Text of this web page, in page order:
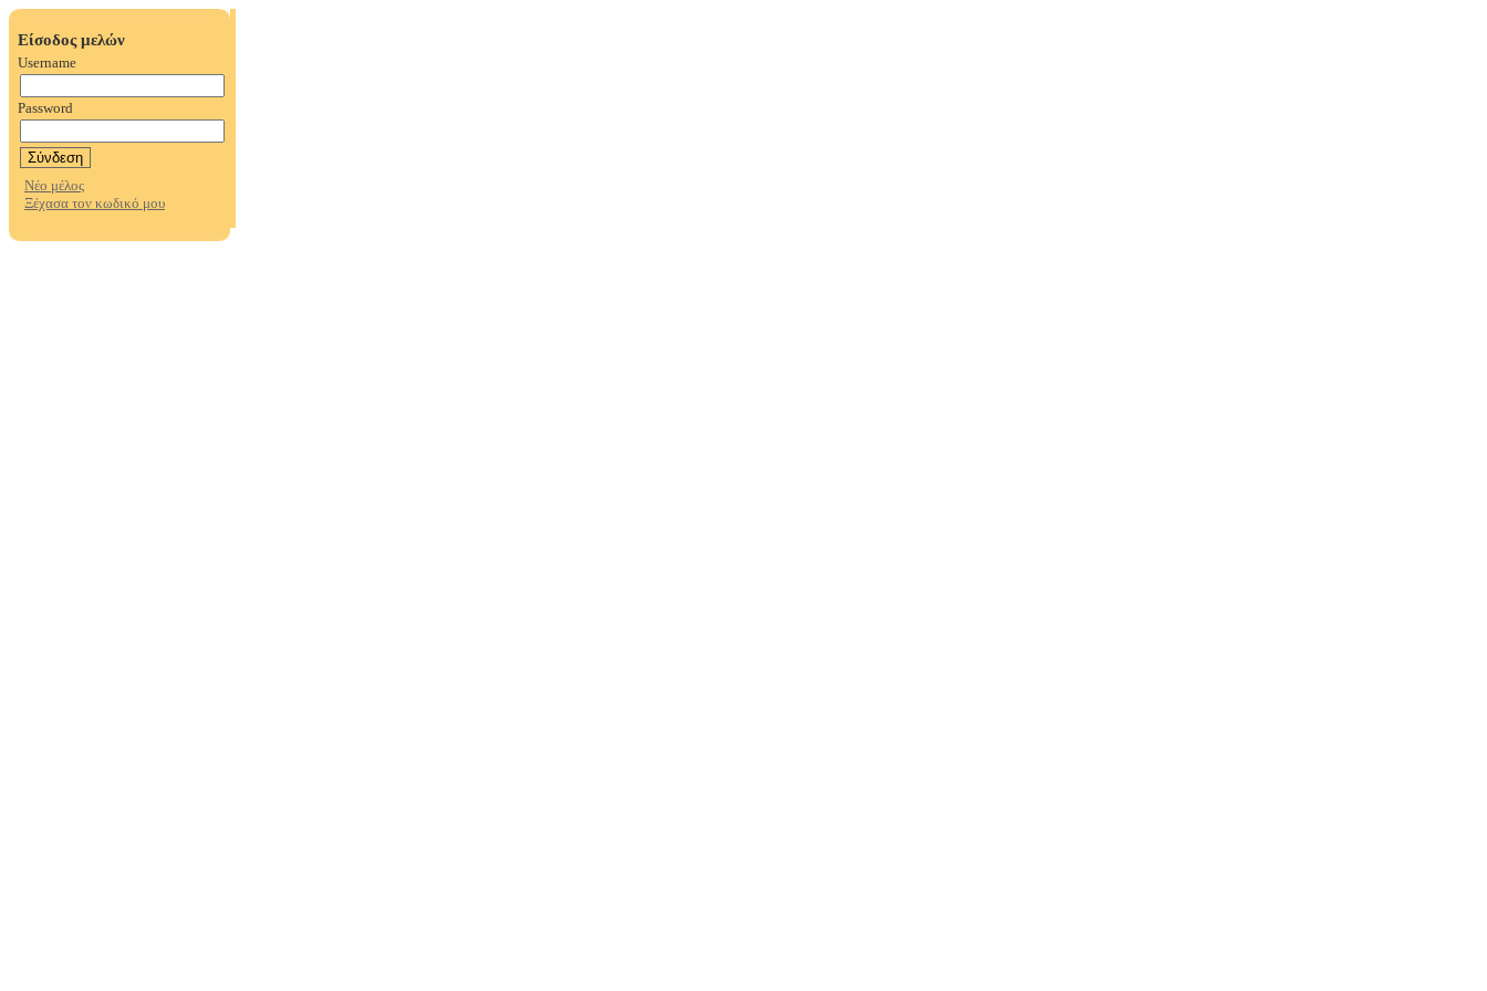
Είσοδος μελών
Username
Password
Νέο μέλος
Ξέχασα τον κωδικό μου